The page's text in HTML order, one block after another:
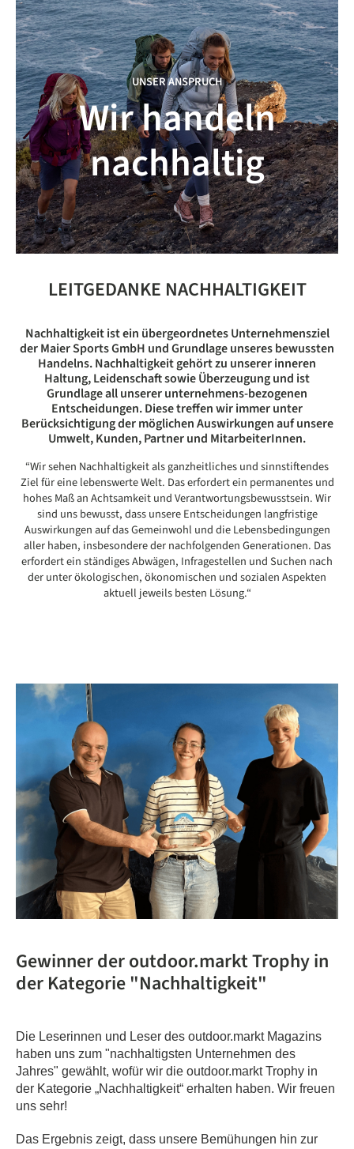
UNSER ANSPRUCH
Wir handeln
nachhaltig
LEITGEDANKE NACHHALTIGKEIT
Nachhaltigkeit ist ein übergeordnetes Unternehmensziel
der Maier Sports GmbH und Grundlage unseres bewussten
Handelns. Nachhaltigkeit gehört zu unserer inneren
Haltung, Leidenschaft sowie Überzeugung und ist
Grundlage all unserer unternehmens-bezogenen
Entscheidungen. Diese treffen wir immer unter
Berücksichtigung der möglichen Auswirkungen auf unsere
Umwelt, Kunden, Partner und MitarbeiterInnen.
“Wir sehen Nachhaltigkeit als ganzheitliches und sinnstiftendes
Ziel für eine lebenswerte Welt. Das erfordert ein permanentes und
hohes Maß an Achtsamkeit und Verantwortungsbewusstsein. Wir
sind uns bewusst, dass unsere Entscheidungen langfristige
Auswirkungen auf das Gemeinwohl und die Lebensbedingungen
aller haben, insbesondere der nachfolgenden Generationen. Das
erfordert ein ständiges Abwägen, Infragestellen und Suchen nach
der unter ökologischen, ökonomischen und sozialen Aspekten
aktuell jeweils besten Lösung.“
Gewinner der outdoor.markt Trophy in
der Kategorie "Nachhaltigkeit"
Die Leserinnen und Leser des outdoor.markt Magazins
haben uns zum "nachhaltigsten Unternehmen des
Jahres" gewählt, wofür wir die outdoor.markt Trophy in
der Kategorie „Nachhaltigkeit“ erhalten haben. Wir freuen
uns sehr!
Das Ergebnis zeigt, dass unsere Bemühungen hin zur